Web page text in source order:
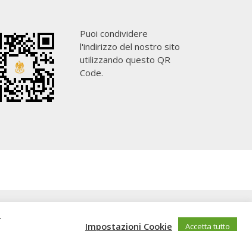
Puoi condividere
l'indirizzo del nostro sito
utilizzando questo QR
Code.
Impostazioni Cookie Accetta tutto